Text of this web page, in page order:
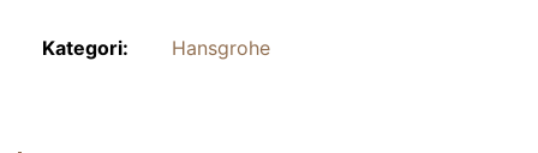
Kategori: Hansgrohe